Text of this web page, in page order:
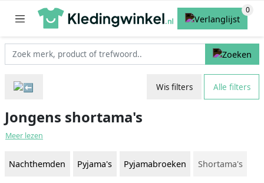
Wis filters Alle filters
Jongens shortama's
Meer lezen
Nachthemden Pyjama's Pyjamabroeken Shortama's